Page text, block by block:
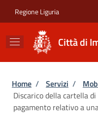
Regione Liguria
Città di
Briciole di
Home / Servizi /
Discarico della cartella
pagamento relativo a